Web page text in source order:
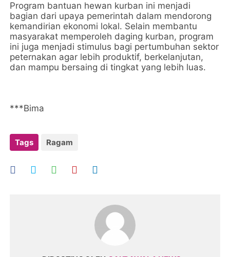
Program bantuan hewan kurban ini menjadi
bagian dari upaya pemerintah dalam mendorong
kemandirian ekonomi lokal. Selain membantu
masyarakat memperoleh daging kurban, program
ini juga menjadi stimulus bagi pertumbuhan sektor
peternakan agar lebih produktif, berkelanjutan,
dan mampu bersaing di tingkat yang lebih luas.
***Bima
Tags Ragam